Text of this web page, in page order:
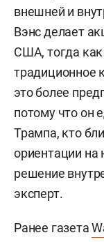
внешней и
Вэнс делает
США, тогда как
традиционное
это более
потому что он
Трампа, кто
ориентации на
решение
эксперт.
Ранее газета